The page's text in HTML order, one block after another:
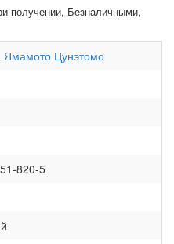
получении, Безналичными,
Ямамото Цунэтомо
820-5